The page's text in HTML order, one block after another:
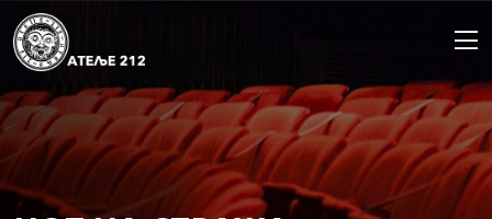
Skip
to
content